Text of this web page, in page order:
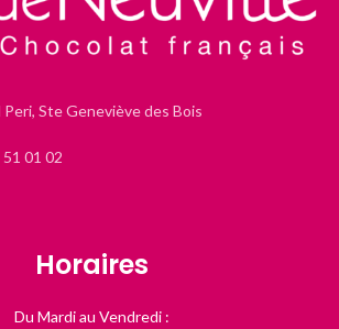
Ste Geneviève des Bois
01 02
Horaires
Du Mardi au Vendredi :